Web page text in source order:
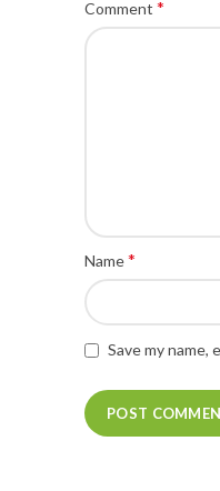
Comment *
Name*
Save my